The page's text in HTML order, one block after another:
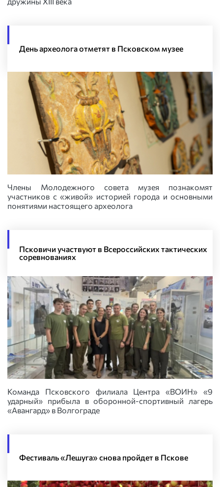
День археолога отметят в Псковском музее
Члены Молодежного совета музея познакомят
участников с «живой» историей города и основными
понятиями настоящего археолога
Псковичи участвуют в Всероссийских тактических
соревнованиях
Команда Псковского филиала Центра «ВОИН» «9
ударный» прибыла в оборонной-спортивный лагерь
«Авангард» в Волгограде
Фестиваль «Лешуга» снова пройдет в Пскове